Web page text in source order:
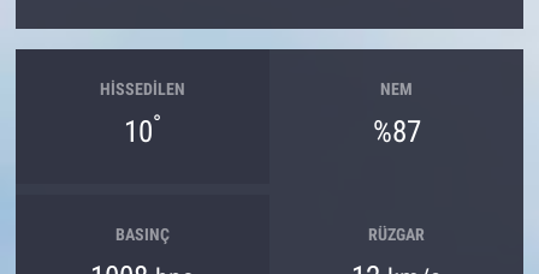
HISSEDILEN
10°
NEM
%87
BASINÇ RÜZGAR